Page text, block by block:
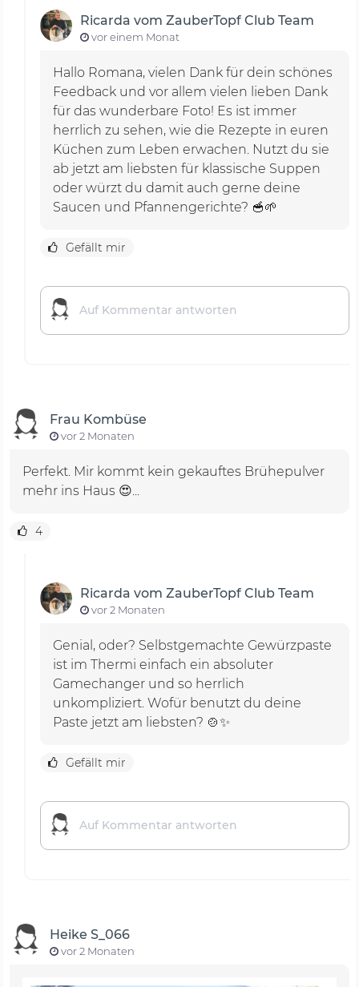
Ricarda vom ZauberTopf Club Team
vor einem Monat
Hallo Romana, vielen Dank für dein schönes
Feedback und vor allem vielen lieben Dank
für das wunderbare Foto! Es ist immer
herrlich zu sehen, wie die Rezepte in euren
Küchen zum Leben erwachen. Nutzt du sie
ab jetzt am liebsten für klassische Suppen
oder würzt du damit auch gerne deine
Saucen und Pfannengerichte? 🥣🌱
Gefällt mir
Frau Kombüse
vor 2 Monaten
Perfekt. Mir kommt kein gekauftes Brühepulver
mehr ins Haus 😍...
4
Ricarda vom ZauberTopf Club Team
vor 2 Monaten
Genial, oder? Selbstgemachte Gewürzpaste
ist im Thermi einfach ein absoluter
Gamechanger und so herrlich
unkompliziert. Wofür benutzt du deine
Paste jetzt am liebsten? 🍲✨
Gefällt mir
Heike S_066
vor 2 Monaten